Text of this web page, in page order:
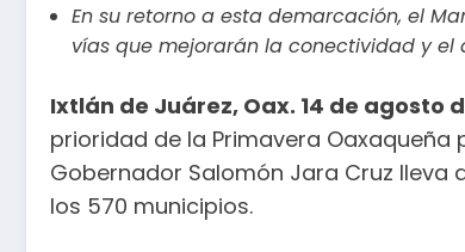
En su retorno a esta demarcación, el
vías que mejorarán la conectividad y el
Ixtlán de Juárez, Oax. 14 de agosto
prioridad de la Primavera
Gobernador Salomón Jara Cruz lleva
los 570 municipios.